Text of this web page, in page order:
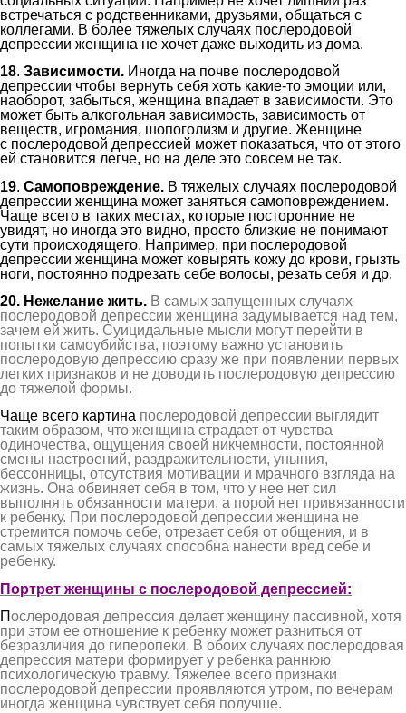
встречаться с родственниками, друзьями, общаться с
коллегами. В более тяжелых случаях послеродовой
депрессии женщина не хочет даже выходить из дома.
18. Зависимости. Иногда на почве послеродовой
депрессии чтобы вернуть себя хоть какие-то эмоции или,
наоборот, забыться, женщина впадает в зависимости. Это
может быть алкогольная зависимость, зависимость от
веществ, игромания, шопоголизм и другие. Женщине
с послеродовой депрессией может показаться, что от этого
ей становится легче, но на деле это совсем не так.
19. Самоповреждение. В тяжелых случаях послеродовой
депрессии женщина может заняться самоповреждением.
Чаще всего в таких местах, которые посторонние не
увидят, но иногда это видно, просто близкие не понимают
сути происходящего. Например, при послеродовой
депрессии женщина может ковырять кожу до крови, грызть
ноги, постоянно подрезать себе волосы, резать себя и др.
20. Нежелание жить. В самых запущенных случаях
послеродовой депрессии женщина задумывается над тем,
зачем ей жить. Суицидальные мысли могут перейти в
попытки самоубийства, поэтому важно установить
послеродовую депрессию сразу же при появлении первых
легких признаков и не доводить послеродовую депрессию
до тяжелой формы.
Чаще всего картина послеродовой депрессии выглядит
таким образом, что женщина страдает от чувства
одиночества, ощущения своей никчемности, постоянной
смены настроений, раздражительности, уныния,
бессонницы, отсутствия мотивации и мрачного взгляда на
жизнь. Она обвиняет себя в том, что у нее нет сил
выполнять обязанности матери, а порой нет привязанности
к ребенку. При послеродовой депрессии женщина не
стремится помочь себе, отрезает себя от общения, и в
самых тяжелых случаях способна нанести вред себе и
ребенку.
Портрет женщины с послеродовой депрессией:
Послеродовая депрессия делает женщину пассивной, хотя
при этом ее отношение к ребенку может разниться от
безразличия до гиперопеки. В обоих случаях послеродовая
депрессия матери формирует у ребенка раннюю
психологическую травму. Тяжелее всего признаки
послеродовой депрессии проявляются утром, по вечерам
иногда женщина чувствует себя получше.